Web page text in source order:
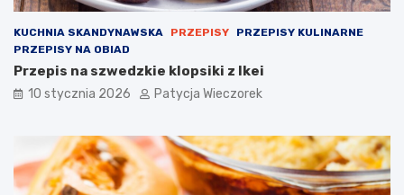
KUCHNIA SKANDYNAWSKA PRZEPISY
PRZEPISY KULINARNE
PRZEPISY NA OBIAD
Przepis na szwedzkie klopsiki z Ikei
10 stycznia 2026 Patycja Wieczorek